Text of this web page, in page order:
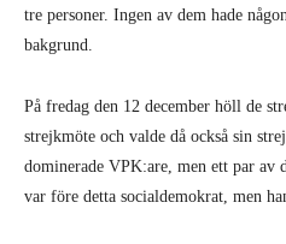
tre personer. Ingen av dem hade
bakgrund.
På fredag den 12 december höll de
strejkmöte och valde då också sin
dominerade VPK:are, men ett par av
var före detta socialdemokrat, men